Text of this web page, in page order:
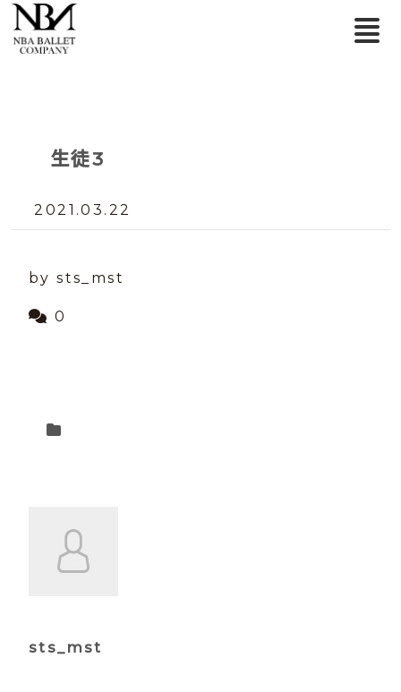
生徒3
2021.03.22
by sts_mst
0
sts_mst